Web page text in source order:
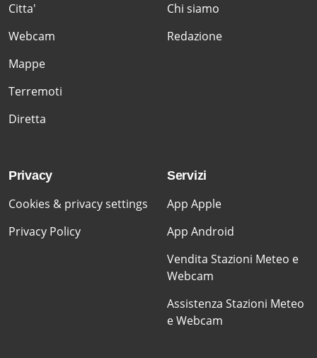
Citta'
Webcam
Mappe
Terremoti
Diretta
Chi siamo
Redazione
Privacy
Cookies & privacy settings
Privacy Policy
Servizi
App Apple
App Android
Vendita Stazioni Meteo e
Webcam
Assistenza Stazioni Meteo
e Webcam